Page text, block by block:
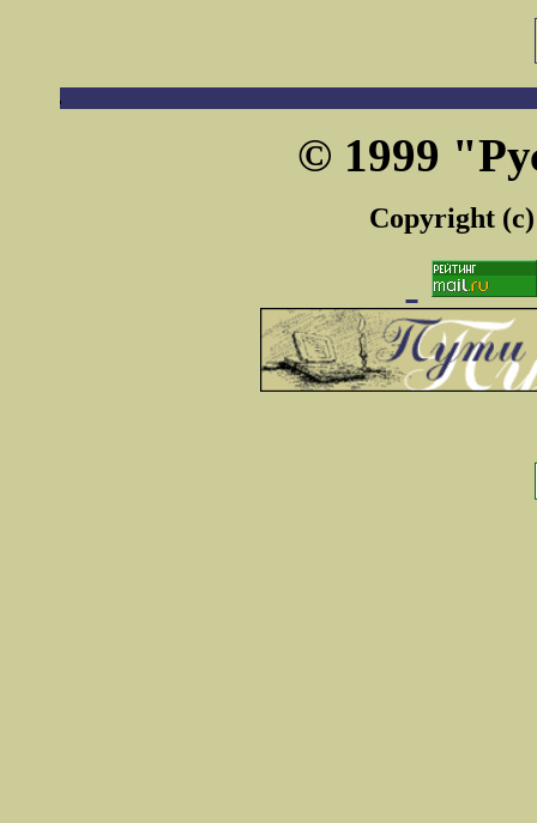
© 1999
Copyright